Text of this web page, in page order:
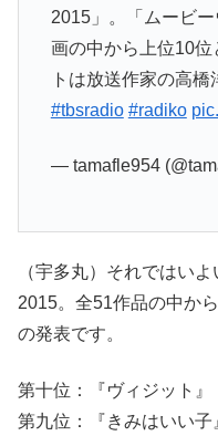
2015」。「ムービ
画の中から上位10
トは放送作家の高橋
#tbsradio #radiko
— tamafle954
（宇多丸）それではい
2015。全51作品の中か
の発表です。
第十位：『ヴィジット』
第九位：『きみはいい子